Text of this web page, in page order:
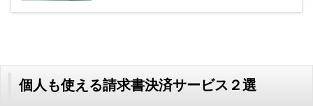
個人も使える請求書決済サービス２選